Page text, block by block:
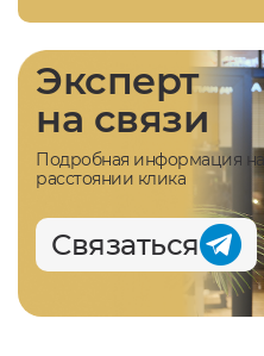
Эксперт
на связи
Подробная информация на
расстоянии клика
Связаться